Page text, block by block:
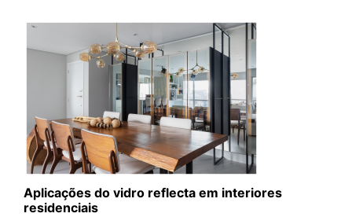
Aplicações do vidro reflecta em interiores
residenciais